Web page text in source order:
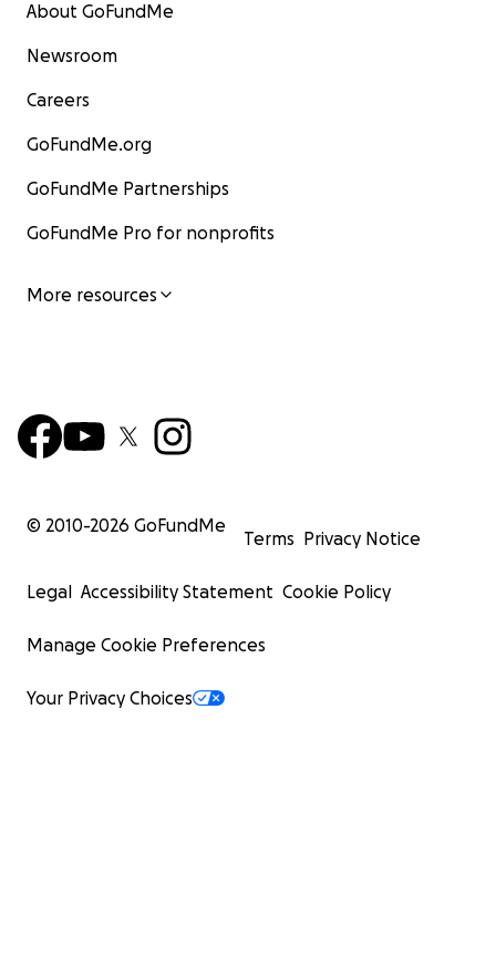
About GoFundMe
Newsroom
Careers
GoFundMe.org
GoFundMe Partnerships
GoFundMe Pro for nonprofits
More resources
© 2010-2026 GoFundMe
Terms Privacy Notice
Legal Accessibility Statement Cookie Policy
Manage Cookie Preferences
Your Privacy Choices